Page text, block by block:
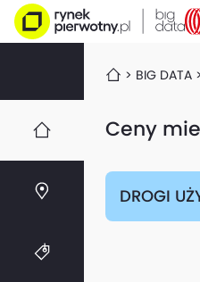
BIG DATA
Ceny
DROGI